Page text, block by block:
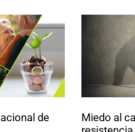
de
Miedo al